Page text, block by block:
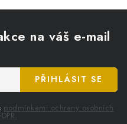
na váš e-mail
podmínkami ochrany osobních
PŘIHLÁSIT SE